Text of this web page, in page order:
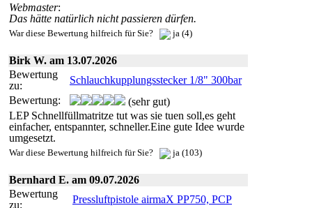
Webmaster:
Das hätte natürlich nicht passieren dürfen.
War diese Bewertung hilfreich für Sie? ja (4)
Birk W. am 13.07.2026
Bewertung
zu:
Schlauchkupplungsstecker 1/8" 300bar
Bewertung:
(sehr gut)
LEP Schnellfüllmatritze tut was sie tuen soll,es geht
einfacher, entspannter, schneller.Eine gute Idee wurde
umgesetzt.
War diese Bewertung hilfreich für Sie? ja (103)
Bernhard E. am 09.07.2026
Bewertung
zu:
Pressluftpistole airmaX PP750, PCP